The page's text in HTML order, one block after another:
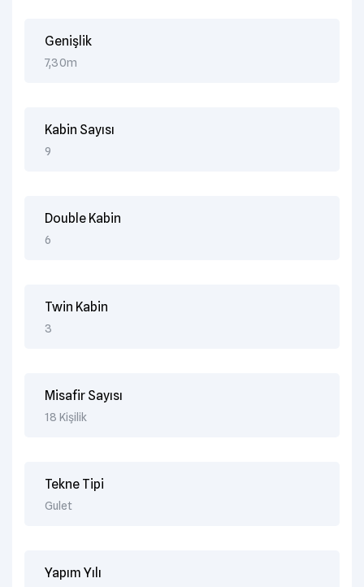
Genişlik
7,30m
Kabin Sayısı
9
Double Kabin
6
Twin Kabin
3
Misafir Sayısı
18 Kişilik
Tekne Tipi
Gulet
Yapım Yılı